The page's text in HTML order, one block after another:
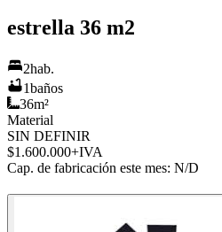
estrella 36 m2
2hab.
1baños
36m²
Material
SIN DEFINIR
$1.600.000+IVA
Cap. de fabricación este mes: N/D